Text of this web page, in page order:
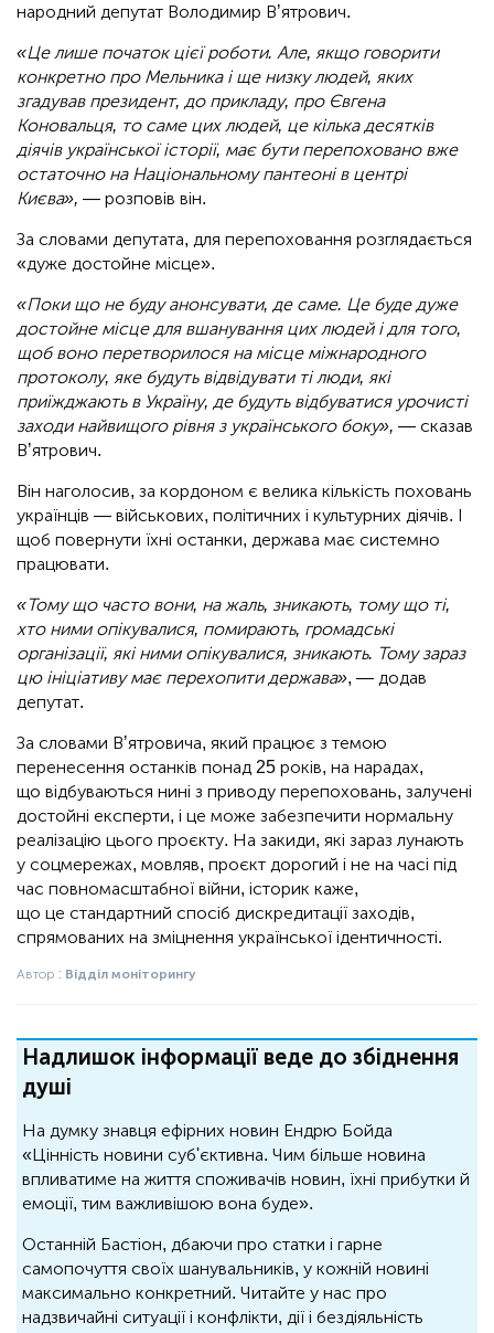
народний депутат Володимир Вʼятрович.
«Це лише початок цієї роботи. Але, якщо говорити
конкретно про Мельника і ще низку людей, яких
згадував президент, до прикладу, про Євгена
Коновальця, то саме цих людей, це кілька десятків
діячів української історії, має бути перепоховано вже
остаточно на Національному пантеоні в центрі
Києва», — розповів він.
За словами депутата, для перепоховання розглядається
«дуже достойне місце».
«Поки що не буду анонсувати, де саме. Це буде дуже
достойне місце для вшанування цих людей і для того,
щоб воно перетворилося на місце міжнародного
протоколу, яке будуть відвідувати ті люди, які
приїжджають в Україну, де будуть відбуватися урочисті
заходи найвищого рівня з українського боку», — сказав
Вʼятрович.
Він наголосив, за кордоном є велика кількість поховань
українців — військових, політичних і культурних діячів. І
щоб повернути їхні останки, держава має системно
працювати.
«Тому що часто вони, на жаль, зникають, тому що ті,
хто ними опікувалися, помирають, громадські
організації, які ними опікувалися, зникають. Тому зараз
цю ініціативу має перехопити держава», — додав
депутат.
За словами Вʼятровича, який працює з темою
перенесення останків понад 25 років, на нарадах,
що відбуваються нині з приводу перепоховань, залучені
достойні експерти, і це може забезпечити нормальну
реалізацію цього проєкту. На закиди, які зараз лунають
у соцмережах, мовляв, проєкт дорогий і не на часі під
час повномасштабної війни, історик каже,
що це стандартний спосіб дискредитації заходів,
спрямованих на зміцнення української ідентичності.
Автор : Відділ моніторингу
Надлишок інформації веде до збіднення
душі
На думку знавця ефірних новин Ендрю Бойда
«Цінність новини суб'єктивна. Чим більше новина
впливатиме на життя споживачів новин, їхні прибутки й
емоції, тим важливішою вона буде».
Останній Бастіон, дбаючи про статки і гарне
самопочуття своїх шанувальників, у кожній новині
максимально конкретний. Читайте у нас про
надзвичайні ситуації і конфлікти, дії і бездіяльність